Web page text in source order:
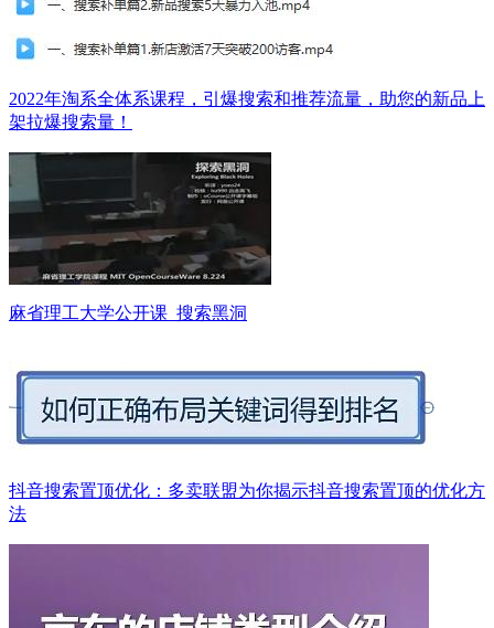
2022年淘系全体系课程，引爆搜索和推荐流量，助您的新品上
架拉爆搜索量！
麻省理工大学公开课_搜索黑洞
抖音搜索置顶优化：多卖联盟为你揭示抖音搜索置顶的优化方
法